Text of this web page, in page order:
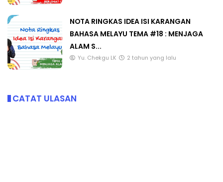
NOTA RINGKAS IDEA ISI KARANGAN
BAHASA MELAYU TEMA #18 : MENJAGA
ALAM S...
Yu. Chekgu LK 2 tahun yang lalu
CATAT ULASAN